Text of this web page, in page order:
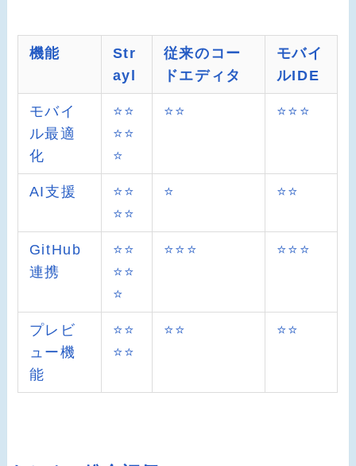
機能
Str
ayl
従来のコー
ドエディタ
モバイ
ルIDE
モバイ
ル最適
化
⭐⭐
⭐⭐
⭐
⭐⭐ ⭐⭐⭐
AI支援
⭐⭐
⭐⭐
⭐ ⭐⭐
GitHub
連携
⭐⭐
⭐⭐
⭐
⭐⭐⭐ ⭐⭐⭐
プレビ
ュー機
能
⭐⭐
⭐⭐
⭐⭐ ⭐⭐